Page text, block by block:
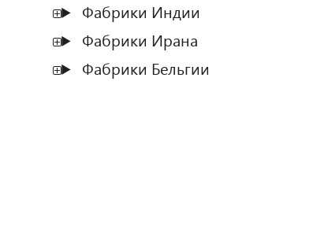
Фабрики Индии
Фабрики Ирана
Фабрики Бельгии